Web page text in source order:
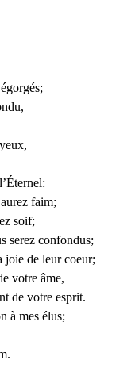
faim;
soif;
serez confondus;
joie de leur coeur;
votre âme,
de votre esprit.
à mes élus;